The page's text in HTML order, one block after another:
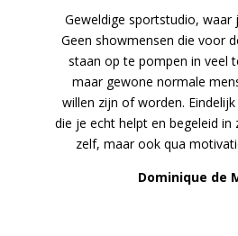
Geweldige sportstudio, waar
Geen showmensen die voor
staan op te pompen in veel
maar gewone normale
willen zijn of worden.
die je echt helpt en begeleid
zelf, maar ook qua
Dominique de